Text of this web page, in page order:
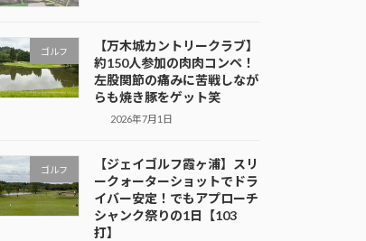
ゴルフ
【万木城カントリークラブ】
約150人参加の肉肉コンペ！
左股関節の痛みに苦戦しなが
らも焼き豚をゲット笑
2026年7月1日
ゴルフ
【ジェイゴルフ霞ヶ浦】スリ
ークォーターショットでドラ
イバー安定！でもアプローチ
シャンク祭りの1日【103
打】